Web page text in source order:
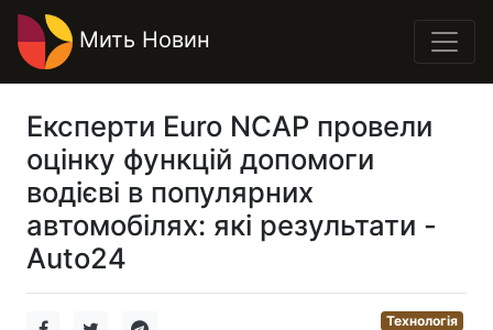
Мить Новин
Експерти Euro NCAP провели
оцінку функцій допомоги
водієві в популярних
автомобілях: які результати -
Auto24
Технологія